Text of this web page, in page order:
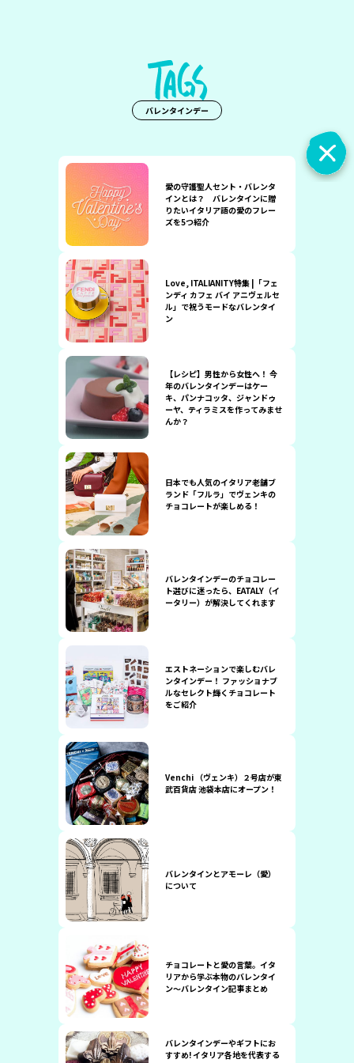
バレンタインデー
愛の守護聖人セント・バレンタ
インとは？ バレンタインに贈
りたいイタリア語の愛のフレー
ズを5つ紹介
Love, ITALIANITY特集 |「フェ
ンディ カフェ バイ アニヴェルセ
ル」で祝うモードなバレンタイ
ン
【レシピ】男性から女性へ！ 今
年のバレンタインデーはケー
キ、パンナコッタ、ジャンドゥ
ーヤ、ティラミスを作ってみませ
んか？
日本でも人気のイタリア老舗ブ
ランド「フルラ」でヴェンキの
チョコレートが楽しめる！
バレンタインデーのチョコレー
ト選びに迷ったら、EATALY（イ
ータリー）が解決してくれます
エストネーションで楽しむバレ
ンタインデー！ ファッショナブ
ルなセレクト輝くチョコレート
をご紹介
Venchi （ヴェンキ）２号店が東
武百貨店 池袋本店にオープン！
バレンタインとアモーレ（愛）
について
チョコレートと愛の言葉。イタ
リアから学ぶ本物のバレンタイ
ン〜バレンタイン記事まとめ
バレンタインデーやギフトにお
すすめ! イタリア各地を代表する